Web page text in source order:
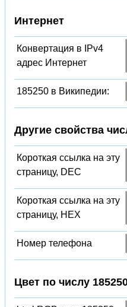
Интернет
Конвертация в IPv4
адрес Интернет
185250 в Википедии:
Другие свойства
Короткая ссылка на эту
страницу, DEC
Короткая ссылка на эту
страницу, HEX
Номер телефона
Цвет по числу